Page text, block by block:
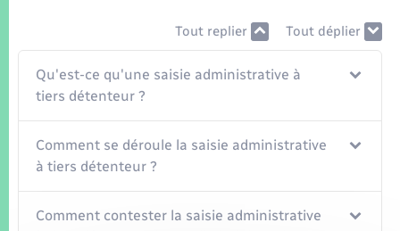
Tout replier Tout déplier
Qu'est-ce qu'une saisie administrative à
tiers détenteur ?
Comment se déroule la saisie administrative
à tiers détenteur ?
Comment contester la saisie administrative